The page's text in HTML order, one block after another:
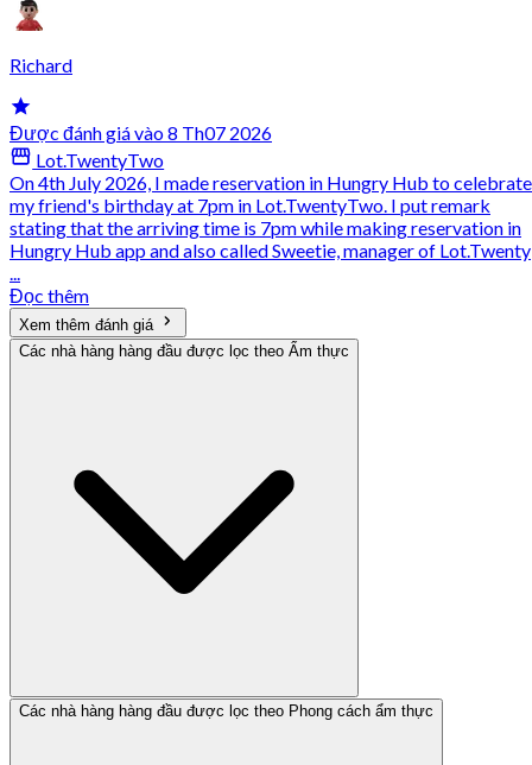
Richard
Được đánh giá vào 8 Th07 2026
Lot.TwentyTwo
On 4th July 2026, I made reservation in Hungry Hub to celebrate
my friend's birthday at 7pm in Lot.TwentyTwo. I put remark
stating that the arriving time is 7pm while making reservation in
Hungry Hub app and also called Sweetie, manager of Lot.Twenty
...
Đọc thêm
Xem thêm đánh giá
Các nhà hàng hàng đầu được lọc theo Ẩm thực
Các nhà hàng hàng đầu được lọc theo Phong cách ẩm thực